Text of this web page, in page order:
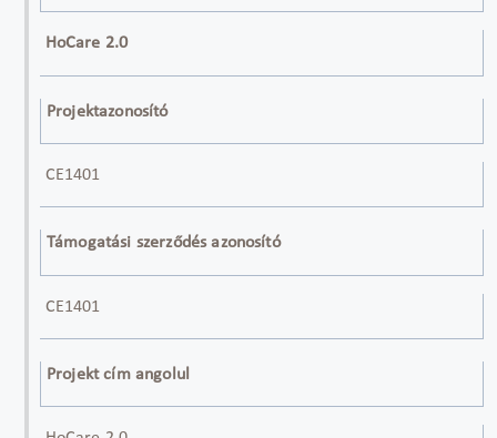
HoCare 2.0
Projektazonosító
CE1401
Támogatási szerződés azonosító
CE1401
Projekt cím angolul